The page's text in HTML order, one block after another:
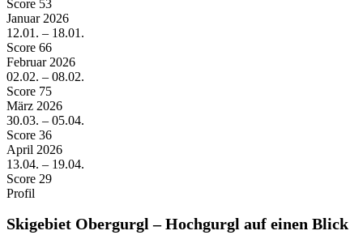
Score 53
Januar 2026
12.01. – 18.01.
Score 66
Februar 2026
02.02. – 08.02.
Score 75
März 2026
30.03. – 05.04.
Score 36
April 2026
13.04. – 19.04.
Score 29
Profil
Skigebiet Obergurgl – Hochgurgl auf einen Blick